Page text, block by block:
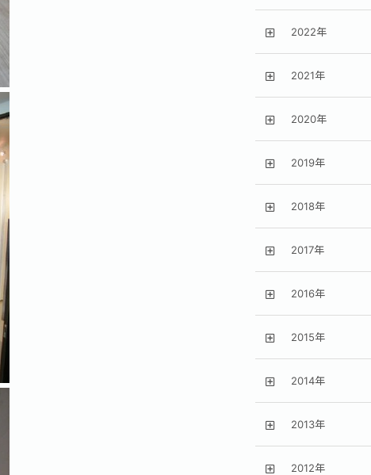
2022年
2021年
2020年
2019年
2018年
2017年
2016年
2015年
2014年
2013年
2012年